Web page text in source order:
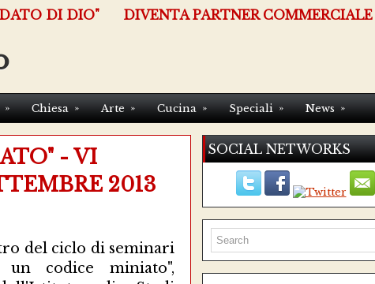
DI DIO" DIVENTA PARTNER COMMERCIALE
» Chiesa » Arte » Cucina » Speciali » News »
- VI
2013
del ciclo di seminari
un codice miniato",
SOCIAL NETWORKS